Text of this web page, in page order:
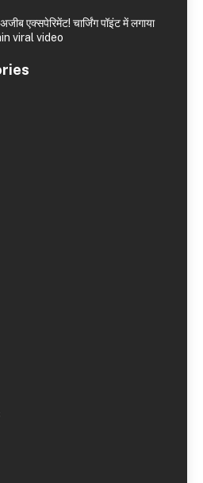
एक्सपेरिमेंट! चार्जिंग पॉइंट में लगाया
viral video